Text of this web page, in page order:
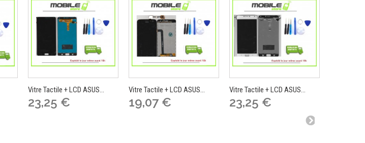
Vitre Tactile + LCD ASUS...
23,25 €
Vitre Tactile + LCD ASUS...
19,07 €
Vitre Tactile + LCD ASUS...
23,25 €